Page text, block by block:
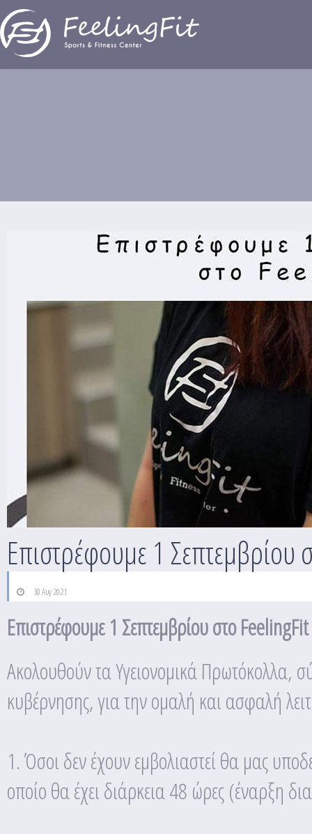
Παράκαμψη προς το κυρίως περιεχόμενο
Επιστρέφουμε 1 Σεπτεμβρίου
30 Αυγ 2021
Επιστρέφουμε 1 Σεπτεμβρίου στο FeelingFit
Ακολουθούν τα Υγειονομικά Πρωτόκολλα,
κυβέρνησης, για την ομαλή και ασφαλή
1. Όσοι δεν έχουν εμβολιαστεί θα μας
οποίο θα έχει διάρκεια 48 ώρες (έναρξη